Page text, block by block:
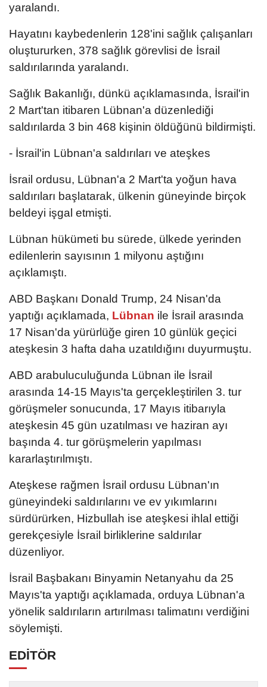
yaralandı.
Hayatını kaybedenlerin 128'ini sağlık çalışanları
oluştururken, 378 sağlık görevlisi de İsrail
saldırılarında yaralandı.
Sağlık Bakanlığı, dünkü açıklamasında, İsrail'in
2 Mart'tan itibaren Lübnan'a düzenlediği
saldırılarda 3 bin 468 kişinin öldüğünü bildirmişti.
- İsrail'in Lübnan'a saldırıları ve ateşkes
İsrail ordusu, Lübnan'a 2 Mart'ta yoğun hava
saldırıları başlatarak, ülkenin güneyinde birçok
beldeyi işgal etmişti.
Lübnan hükümeti bu sürede, ülkede yerinden
edilenlerin sayısının 1 milyonu aştığını
açıklamıştı.
ABD Başkanı Donald Trump, 24 Nisan'da
yaptığı açıklamada, Lübnan ile İsrail arasında
17 Nisan'da yürürlüğe giren 10 günlük geçici
ateşkesin 3 hafta daha uzatıldığını duyurmuştu.
ABD arabuluculuğunda Lübnan ile İsrail
arasında 14-15 Mayıs'ta gerçekleştirilen 3. tur
görüşmeler sonucunda, 17 Mayıs itibarıyla
ateşkesin 45 gün uzatılması ve haziran ayı
başında 4. tur görüşmelerin yapılması
kararlaştırılmıştı.
Ateşkese rağmen İsrail ordusu Lübnan'ın
güneyindeki saldırılarını ve ev yıkımlarını
sürdürürken, Hizbullah ise ateşkesi ihlal ettiği
gerekçesiyle İsrail birliklerine saldırılar
düzenliyor.
İsrail Başbakanı Binyamin Netanyahu da 25
Mayıs'ta yaptığı açıklamada, orduya Lübnan'a
yönelik saldırıların artırılması talimatını verdiğini
söylemişti.
EDİTÖR